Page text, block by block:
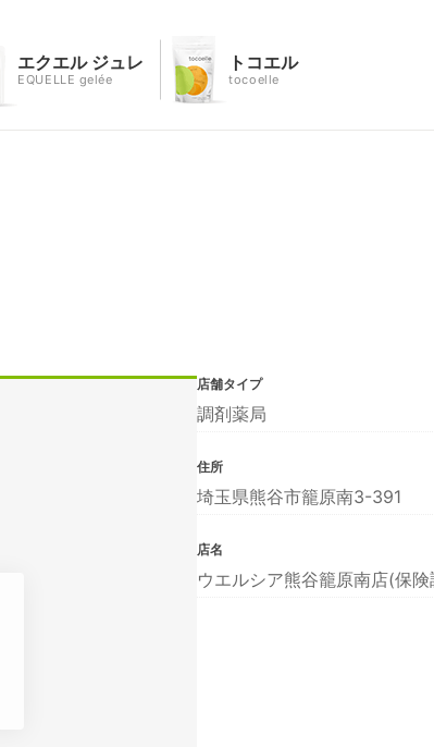
エクエル ジュレ
EQUELLE gelée
トコエル
tocoelle
店舗タイプ
調剤薬局
住所
埼玉県熊谷市籠原南3-391
店名
ウエルシア熊谷籠原南店(保